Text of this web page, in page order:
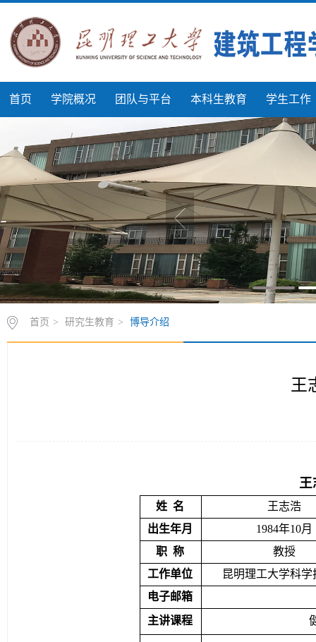
首页 学院概况 团队与平台 本科生教育 学生工作
首页 研究生教育 博导介绍
王
王
姓 名 王志浩
出生年月
1984年10月
职 称
教授
工作单位
昆明理工大学科学
电子邮箱
主讲课程